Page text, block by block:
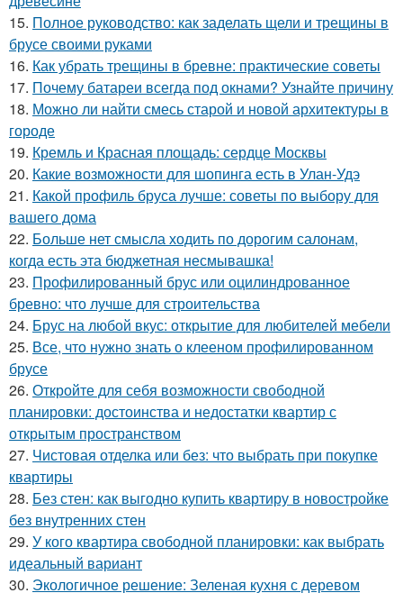
15. Полное руководство: как заделать щели и трещины в
брусе своими руками
16. Как убрать трещины в бревне: практические советы
17. Почему батареи всегда под окнами? Узнайте причину
18. Можно ли найти смесь старой и новой архитектуры в
городе
19. Кремль и Красная площадь: сердце Москвы
20. Какие возможности для шопинга есть в Улан-Удэ
21. Какой профиль бруса лучше: советы по выбору для
вашего дома
22. Больше нет смысла ходить по дорогим салонам,
когда есть эта бюджетная несмывашка!
23. Профилированный брус или оцилиндрованное
бревно: что лучше для строительства
24. Брус на любой вкус: открытие для любителей мебели
25. Все, что нужно знать о клееном профилированном
брусе
26. Откройте для себя возможности свободной
планировки: достоинства и недостатки квартир с
открытым пространством
27. Чистовая отделка или без: что выбрать при покупке
квартиры
28. Без стен: как выгодно купить квартиру в новостройке
без внутренних стен
29. У кого квартира свободной планировки: как выбрать
идеальный вариант
30. Экологичное решение: Зеленая кухня с деревом